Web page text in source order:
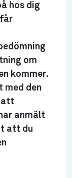
hos dig
om
kommer.
med den
att
anmält
att du